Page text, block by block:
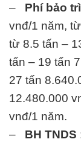
– Phí bảo
vnđ/1 năm,
từ 8.5 tấn –
tấn – 19 tấn
27 tấn
12.480.000
vnđ/1 năm.
– BH TNDS